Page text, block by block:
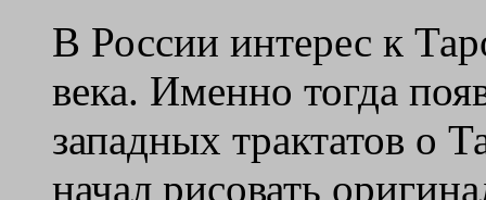
В России интерес к
века. Именно тогда
западных трактатов о
начал рисовать